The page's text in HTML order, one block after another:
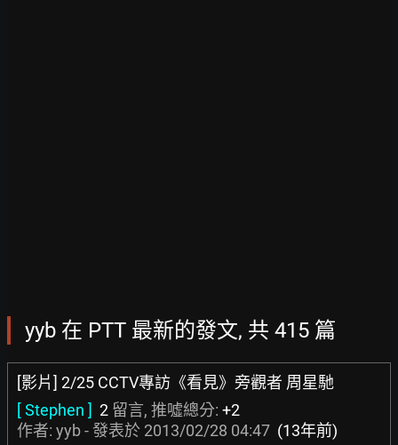
yyb 在 PTT 最新的發文, 共 415 篇
[影片] 2/25 CCTV專訪《看見》旁觀者 周星馳
[ Stephen ] 2 留言, 推噓總分: +2
作者: yyb - 發表於 2013/02/28 04:47 (13年前)